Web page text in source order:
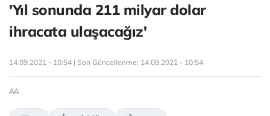
'Yıl sonunda 211 milyar dolar
ihracata ulaşacağız'
14.09.2021 - 10:54 | Son Güncellenme: 14.09.2021 - 10:54
AA